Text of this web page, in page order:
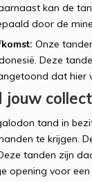
kan de
door de
Onze
Deze
dat hier
jouw
tand in
te krijgen.
tanden zijn
opening voor